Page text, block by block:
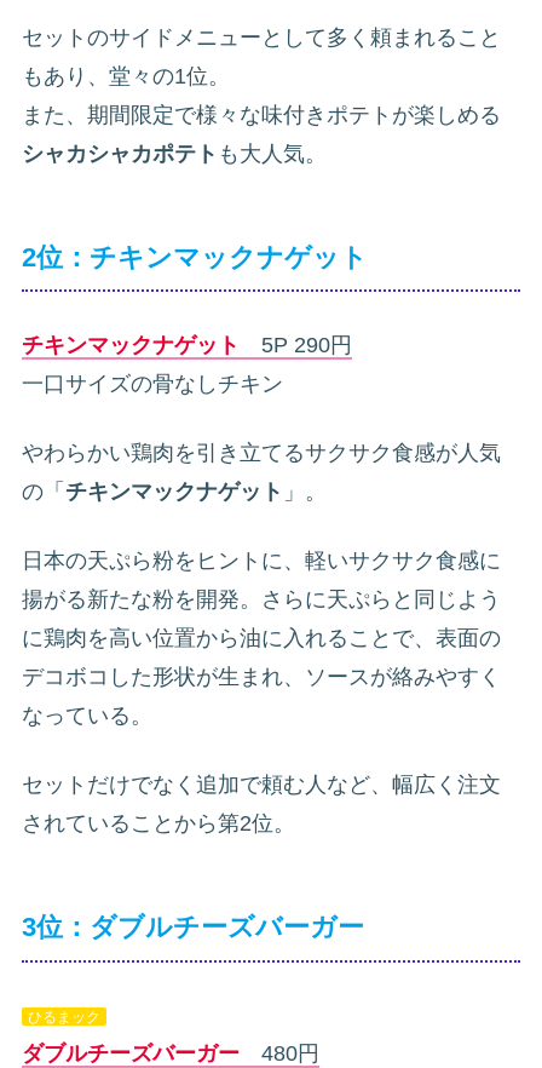
セットのサイドメニューとして多く頼まれること
もあり、堂々の1位。
また、期間限定で様々な味付きポテトが楽しめる
シャカシャカポテト も大人気。
2位：チキンマックナゲット
チキンマックナゲット
5P 290円
一口サイズの骨なしチキン
やわらかい鶏肉を引き立てるサクサク食感が人気
の「 チキンマックナゲット 」。
日本の天ぷら粉をヒントに、軽いサクサク食感に
揚がる新たな粉を開発。さらに天ぷらと同じよう
に鶏肉を高い位置から油に入れることで、表面の
デコボコした形状が生まれ、ソースが絡みやすく
なっている。
セットだけでなく追加で頼む人など、幅広く注文
されていることから第2位。
3位：ダブルチーズバーガー
ひるまック
ダブルチーズバーガー 480円